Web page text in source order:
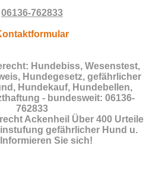
06136-762833
Hundebiss, Wesenstest,
Hundegesetz, gefährlicher
Hundekauf, Hundebellen,
- bundesweit: 06136-
762833
Ackenheil Über 400 Urteile
gefährlicher Hund u.
Sie sich!